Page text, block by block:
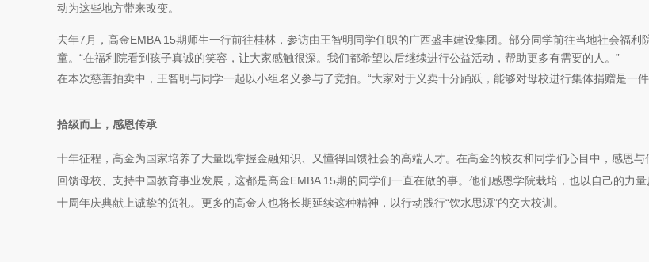
动为这些地方带来改变。
去年7月，高金EMBA 15期师生一行前往桂林，参访由王智明同学任职的广西盛丰建设集团。部分同学前往当地社会福利
童。“在福利院看到孩子真诚的笑容，让大家感触很深。我们都希望以后继续进行公益活动，帮助更多有需要的人。”
在本次慈善拍卖中，王智明与同学一起以小组名义参与了竞拍。“大家对于义卖十分踊跃，能够对母校进行集体捐赠是一
拾级而上，感恩传承
十年征程，高金为国家培养了大量既掌握金融知识、又懂得回馈社会的高端人才。在高金的校友和同学们心目中，感恩与
回馈母校、支持中国教育事业发展，这都是高金EMBA 15期的同学们一直在做的事。他们感恩学院栽培，也以自己的力
十周年庆典献上诚挚的贺礼。更多的高金人也将长期延续这种精神，以行动践行“饮水思源”的交大校训。